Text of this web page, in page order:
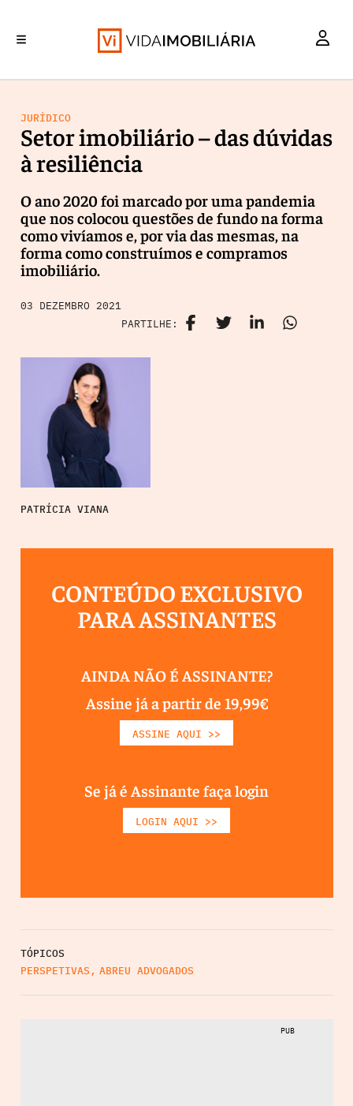
JURÍDICO
Setor imobiliário – das dúvidas
à resiliência
O ano 2020 foi marcado por uma pandemia
que nos colocou questões de fundo na forma
como vivíamos e, por via das mesmas, na
forma como construímos e compramos
imobiliário.
03 DEZEMBRO 2021
PARTILHE:
PATRÍCIA VIANA
CONTEÚDO EXCLUSIVO
PARA ASSINANTES
AINDA NÃO É ASSINANTE?
Assine já a partir de 19,99€
ASSINE AQUI >>
Se já é Assinante faça login
LOGIN AQUI >>
TÓPICOS
PERSPETIVAS , ABREU ADVOGADOS
PUB